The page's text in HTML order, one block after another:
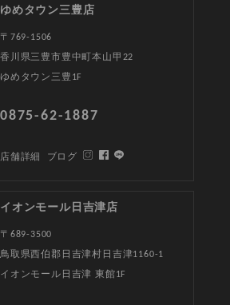
ゆめタウン三豊店
〒769-1506
香川県三豊市豊中町本山甲22
ゆめタウン三豊1F
0875-62-1887
店舗詳細 ブログ
イオンモール日吉津店
〒689-3500
鳥取県西伯郡日吉津村日吉津1160-1
イオンモール日吉津 東館1F